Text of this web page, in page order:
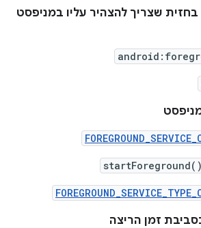
שצריך להצהיר עליו במניפסט
startForeground()
זמן הריצה